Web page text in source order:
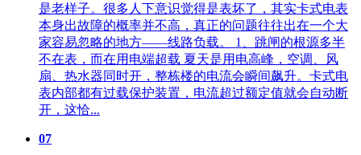
是老样子。很多人下意识觉得是表坏了，其实卡式电表
本身出故障的概率并不高，真正的问题往往出在一个大
家容易忽略的地方——线路负载。 1、跳闸的根源多半
不在表，而在用电端超载‌ 夏天是用电高峰，空调、风
扇、热水器同时开，整栋楼的电流会瞬间飙升。卡式电
表内部都有过载保护装置，电流超过额定值就会自动断
开，这恰...
07